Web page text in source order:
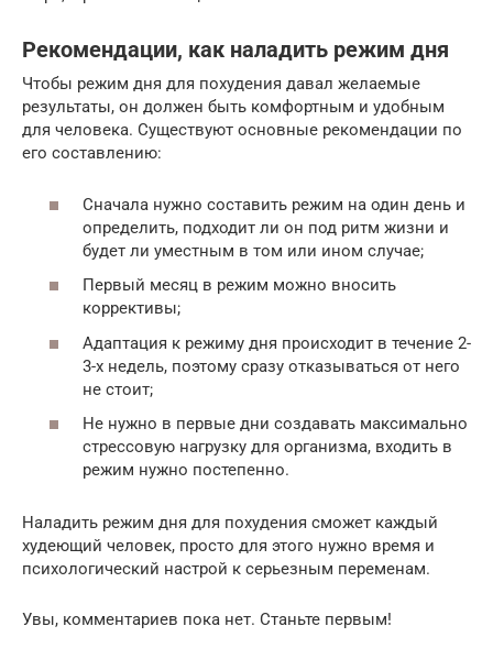
Рекомендации, как наладить режим дня
Чтобы режим дня для похудения давал желаемые
результаты, он должен быть комфортным и удобным
для человека. Существуют основные рекомендации по
его составлению:
Сначала нужно составить режим на один день и
определить, подходит ли он под ритм жизни и
будет ли уместным в том или ином случае;
Первый месяц в режим можно вносить
коррективы;
Адаптация к режиму дня происходит в течение 2-
3-х недель, поэтому сразу отказываться от него
не стоит;
Не нужно в первые дни создавать максимально
стрессовую нагрузку для организма, входить в
режим нужно постепенно.
Наладить режим дня для похудения сможет каждый
худеющий человек, просто для этого нужно время и
психологический настрой к серьезным переменам.
Увы, комментариев пока нет. Станьте первым!